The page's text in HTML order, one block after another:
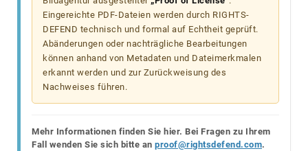
Eingereichte PDF-Dateien werden durch RIGHTS-
DEFEND technisch und formal auf Echtheit geprüft.
Abänderungen oder nachträgliche Bearbeitungen
können anhand von Metadaten und Dateimerkmalen
erkannt werden und zur Zurückweisung des
Nachweises führen.
Mehr Informationen finden Sie hier. Bei Fragen zu Ihrem
Fall wenden Sie sich bitte an proof@rightsdefend.com.